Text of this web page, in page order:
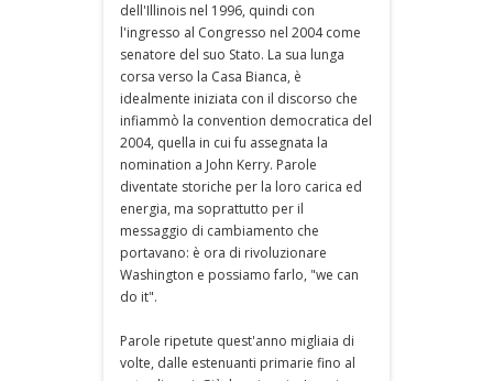
dell'Illinois nel 1996, quindi con
l'ingresso al Congresso nel 2004 come
senatore del suo Stato. La sua lunga
corsa verso la Casa Bianca, è
idealmente iniziata con il discorso che
infiammò la convention democratica del
2004, quella in cui fu assegnata la
nomination a John Kerry. Parole
diventate storiche per la loro carica ed
energia, ma soprattutto per il
messaggio di cambiamento che
portavano: è ora di rivoluzionare
Washington e possiamo farlo, "we can
do it".
Parole ripetute quest'anno migliaia di
volte, dalle estenuanti primarie fino al